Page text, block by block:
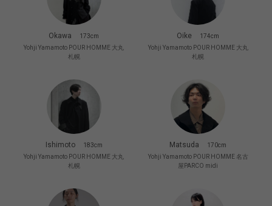
Okawa
173cm
Yohji Yamamoto POUR HOMME 大丸
札幌
Oike
174cm
Yohji Yamamoto POUR HOMME 大丸
札幌
Ishimoto
183cm
Yohji Yamamoto POUR HOMME 大丸
札幌
Matsuda
170cm
Yohji Yamamoto POUR HOMME 名古
屋PARCO midi